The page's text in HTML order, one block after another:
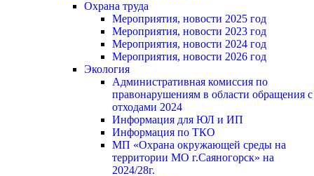
Охрана труда
Мероприятия, новости 2025 год
Мероприятия, новости 2023 год
Мероприятия, новости 2024 год
Мероприятия, новости 2026 год
Экология
Административная комиссия по
правонарушениям в области обращения с
отходами 2024
Информация для ЮЛ и ИП
Информация по ТКО
МП «Охрана окружающей среды на
территории МО г.Саяногорск» на
2024/28г.